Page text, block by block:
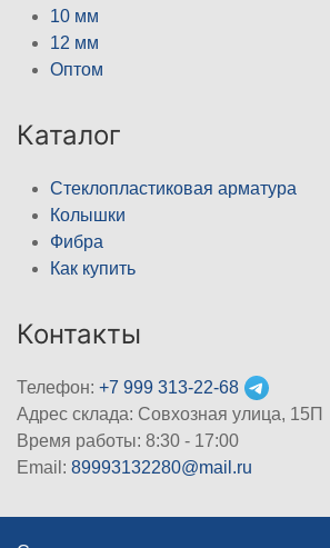
10 мм
12 мм
Оптом
Каталог
Стеклопластиковая арматура
Колышки
Фибра
Как купить
Контакты
Телефон: +7 999 313-22-68
Адрес склада: Совхозная улица, 15П
Время работы: 8:30 - 17:00
Email: 89993132280@mail.ru